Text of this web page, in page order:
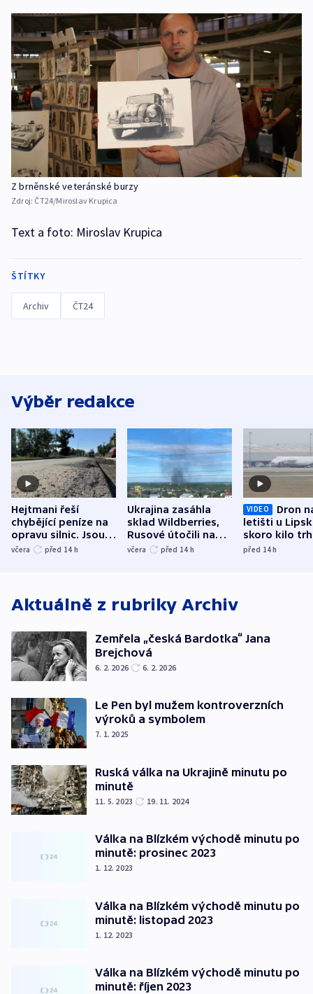
Z brněnské veteránské burzy
Zdroj: ČT24/Miroslav Krupica
Text a foto: Miroslav Krupica
ŠTÍTKY
Archiv ČT24
Výběr redakce
Hejtmani řeší
chybějící peníze na
opravu silnic. Jsou
nenárokové, namítá
včera před 14 h
Ukrajina zasáhla
sklad Wildberries,
Rusové útočili na
trh, hasiče či
včera před 14 h
VIDEO
Dron
letišti u
skoro kilo
indicie
před 14h
Aktuálně z rubriky Archiv
Zemřela „česká Bardotka“ Jana
Brejchová
6. 2. 2026 6. 2. 2026
Le Pen byl mužem kontroverzních
výroků a symbolem
7. 1. 2025
Ruská válka na Ukrajině minutu po
minutě
11. 5. 2023 19. 11. 2024
Válka na Blízkém východě minutu po
minutě: prosinec 2023
1. 12. 2023
Válka na Blízkém východě minutu po
minutě: listopad 2023
1. 12. 2023
Válka na Blízkém východě minutu po
minutě: říjen 2023